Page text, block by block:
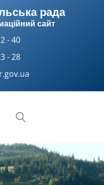
рада
сайт
- 40
- 28